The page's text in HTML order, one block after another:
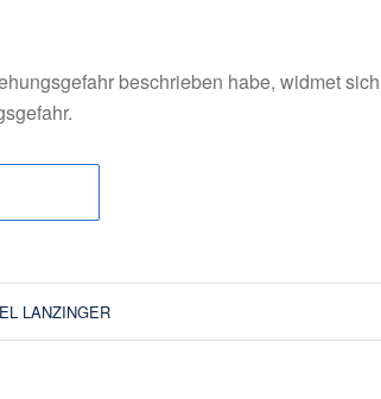
beschrieben habe, widmet sich
LANZINGER